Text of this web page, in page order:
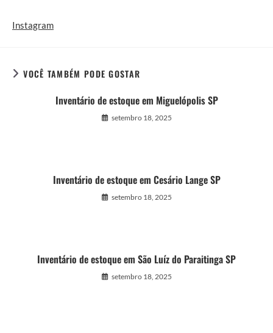
Instagram
VOCÊ TAMBÉM PODE GOSTAR
Inventário de estoque em Miguelópolis SP
setembro 18, 2025
Inventário de estoque em Cesário Lange SP
setembro 18, 2025
Inventário de estoque em São Luíz do Paraitinga SP
setembro 18, 2025